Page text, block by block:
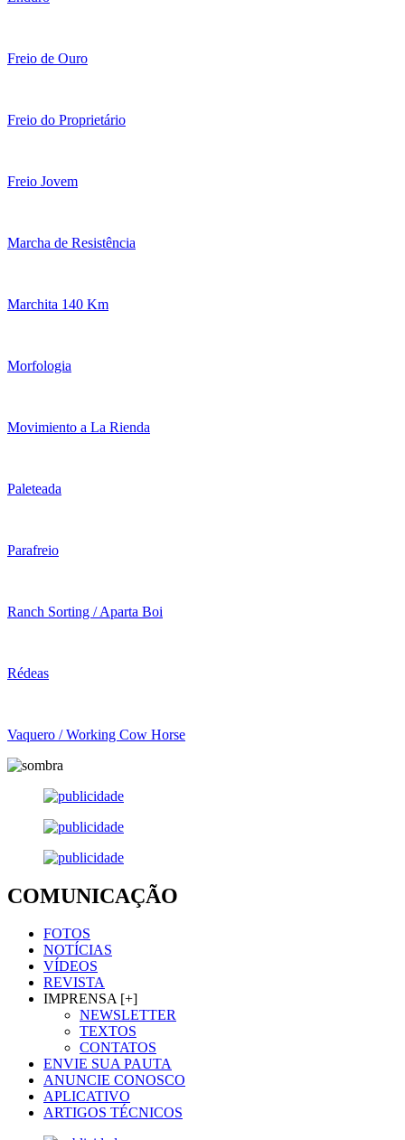
Freio de Ouro
Freio do Proprietário
Freio Jovem
Marcha de Resistência
Marchita 140 Km
Morfologia
Movimiento a La Rienda
Paleteada
Parafreio
Ranch Sorting / Aparta Boi
Rédeas
Vaquero / Working Cow Horse
COMUNICAÇÃO
FOTOS
NOTÍCIAS
VÍDEOS
REVISTA
IMPRENSA [+]
NEWSLETTER
TEXTOS
CONTATOS
ENVIE SUA PAUTA
ANUNCIE CONOSCO
APLICATIVO
ARTIGOS TÉCNICOS